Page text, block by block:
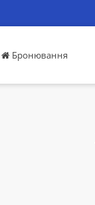
Бронювання